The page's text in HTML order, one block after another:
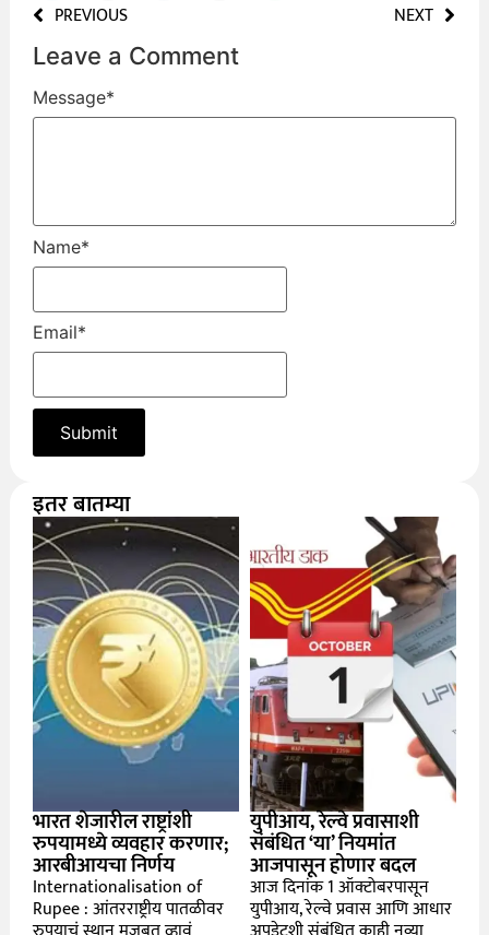
PREVIOUS NEXT
Leave a Comment
Message*
Name*
Email*
इतर बातम्या
भारत शेजारील राष्ट्रांशी
रुपयामध्ये व्यवहार करणार;
आरबीआयचा निर्णय
Internationalisation of
Rupee : आंतरराष्ट्रीय पातळीवर
युपीआय, रेल्वे प्रवासाशी
संबंधित ‘या’ नियमांत
आजपासून होणार बदल
आज दिनांक 1 ऑक्टोबरपासून
युपीआय, रेल्वे प्रवास आणि आधार